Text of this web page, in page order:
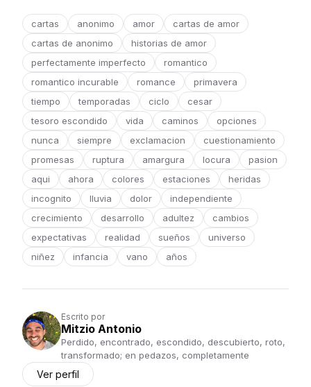
cartas anonimo amor
cartas de amor
cartas de anonimo
historias de amor
perfectamente imperfecto
romantico
romantico incurable
romance
primavera
tiempo
temporadas ciclo
cesar
tesoro escondido
vida caminos
opciones
nunca
siempre exclamacion
cuestionamiento
promesas
ruptura amargura locura
pasion
aqui
ahora colores estaciones
heridas
incognito
lluvia dolor
independiente
crecimiento
desarrollo adultez
cambios
expectativas
realidad sueños
universo
niñez
infancia vano años
Escrito por
Mitzio Antonio
Perdido, encontrado, escondido, descubierto, roto,
transformado; en pedazos, completamente
Ver perfil